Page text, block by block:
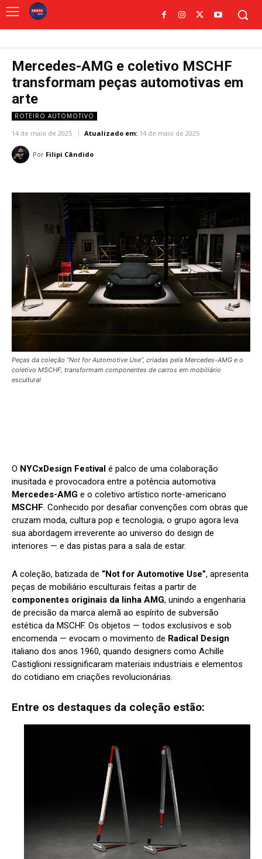
Mercedes-AMG e coletivo MSCHF
transformam peças automotivas em
arte
ROTEIRO AUTOMOTIVO
14 de maio de 2025 Atualizado em: 14 de maio de 2025
Por Filipi Cândido
Peças da coleção “Not for Automotive Use”, criadas pela Mercedes-AMG e o
coletivo MSCHF, transformam componentes de carros em mobiliário
escultural
O NYCxDesign Festival é palco de uma colaboração
inusitada e provocadora entre a potência automotiva
Mercedes-AMG e o coletivo artístico norte-americano
MSCHF. Conhecido por desafiar convenções com obras que
cruzam moda, cultura pop e tecnologia, o grupo agora leva
sua abordagem irreverente ao universo do design de
interiores — e das pistas para a sala de estar.
A coleção, batizada de “Not for Automotive Use”, apresenta
peças de mobiliário esculturais feitas a partir de
componentes originais da linha AMG, unindo a engenharia
de precisão da marca alemã ao espírito de subversão
estética da MSCHF. Os objetos — todos exclusivos e sob
encomenda — evocam o movimento de Radical Design
italiano dos anos 1960, quando designers como Achille
Castiglioni ressignificaram materiais industriais e elementos
do cotidiano em criações revolucionárias.
Entre os destaques da coleção estão: